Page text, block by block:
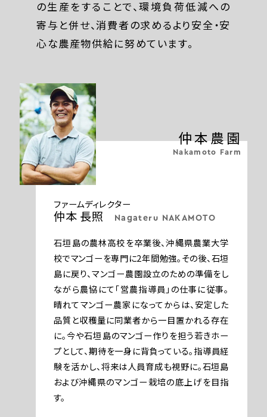
の生産をすることで、環境負荷低減への
寄与と併せ、消費者の求めるより安全・安
心な農産物供給に努めています。
Nakamoto Farm
仲本農園
ファームディレクター
仲本 長照 Nagateru NAKAMOTO
石垣島の農林高校を卒業後、沖縄県農業大学
校でマンゴーを専門に2年間勉強。その後、石垣
島に戻り、マンゴー農園設立のための準備をし
ながら農協にて「営農指導員」の仕事に従事。
晴れてマンゴー農家になってからは、安定した
品質と収穫量に同業者から一目置かれる存在
に。今や石垣島のマンゴー作りを担う若きホー
プとして、期待を一身に背負っている。指導員経
験を活かし、将来は人員育成も視野に。石垣島
および沖縄県のマンゴー栽培の底上げを目指
す。